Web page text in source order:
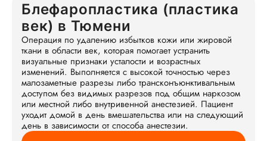
Блефаропластика (пластика
век) в Тюмени
Операция по удалению избытков кожи или жировой
ткани в области век, которая помогает устранить
визуальные признаки усталости и возрастных
изменений. Выполняется с высокой точностью через
малозаметные разрезы либо трансконъюнктивальным
доступом без видимых разрезов под общим наркозом
или местной либо внутривенной анестезией. Пациент
уходит домой в день вмешательства или на следующий
день в зависимости от способа анестезии.